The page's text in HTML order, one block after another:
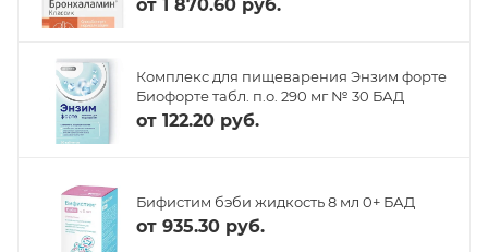
от 1 870.60 руб.
Комплекс для пищеварения Энзим форте
Биофорте табл. п.о. 290 мг № 30 БАД
от 122.20 руб.
Бифистим бэби жидкость 8 мл 0+ БАД
от 935.30 руб.